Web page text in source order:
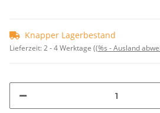
Knapper Lagerbestand
Lieferzeit:2 - 4 Werktage ((%s - Ausland